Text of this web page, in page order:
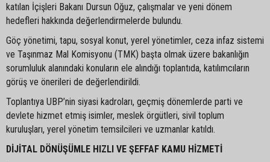
katılan İçişleri Bakanı Dursun Oğuz, çalışmalar ve yeni dönem
hedefleri hakkında değerlendirmelerde bulundu.
Göç yönetimi, tapu, sosyal konut, yerel yönetimler, ceza infaz sistemi
ve Taşınmaz Mal Komisyonu (TMK) başta olmak üzere bakanlığın
sorumluluk alanındaki konuların ele alındığı toplantıda, katılımcıların
görüş ve önerileri de değerlendirildi.
Toplantıya UBP’nin siyasi kadroları, geçmiş dönemlerde parti ve
devlete hizmet etmiş isimler, meslek örgütleri, sivil toplum
kuruluşları, yerel yönetim temsilcileri ve uzmanlar katıldı.
DİJİTAL DÖNÜŞÜMLE HIZLI VE ŞEFFAF KAMU HİZMETİ